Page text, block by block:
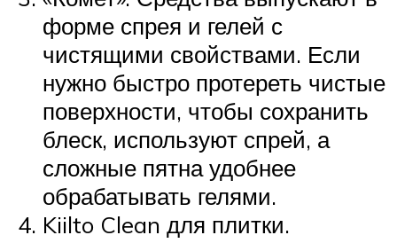
форме спрея и гелей с
чистящими свойствами. Если
нужно быстро протереть чистые
поверхности, чтобы сохранить
блеск, используют спрей, а
сложные пятна удобнее
обрабатывать гелями.
Kiilto Clean для плитки.